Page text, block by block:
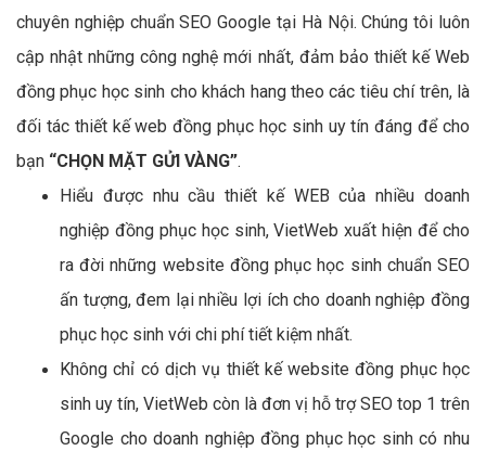
chuyên nghiệp chuẩn SEO Google tại Hà Nội. Chúng tôi luôn
cập nhật những công nghệ mới nhất, đảm bảo thiết kế Web
đồng phục học sinh cho khách hang theo các tiêu chí trên, là
đối tác thiết kế web đồng phục học sinh uy tín đáng để cho
bạn “CHỌN MẶT GỬI VÀNG”.
Hiểu được nhu cầu thiết kế WEB của nhiều doanh
nghiệp đồng phục học sinh, VietWeb xuất hiện để cho
ra đời những website đồng phục học sinh chuẩn SEO
ấn tượng, đem lại nhiều lợi ích cho doanh nghiệp đồng
phục học sinh với chi phí tiết kiệm nhất.
Không chỉ có dịch vụ thiết kế website đồng phục học
sinh uy tín, VietWeb còn là đơn vị hỗ trợ SEO top 1 trên
Google cho doanh nghiệp đồng phục học sinh có nhu